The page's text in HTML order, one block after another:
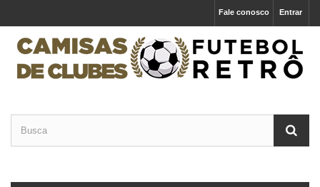
Entrar
Fale conosco